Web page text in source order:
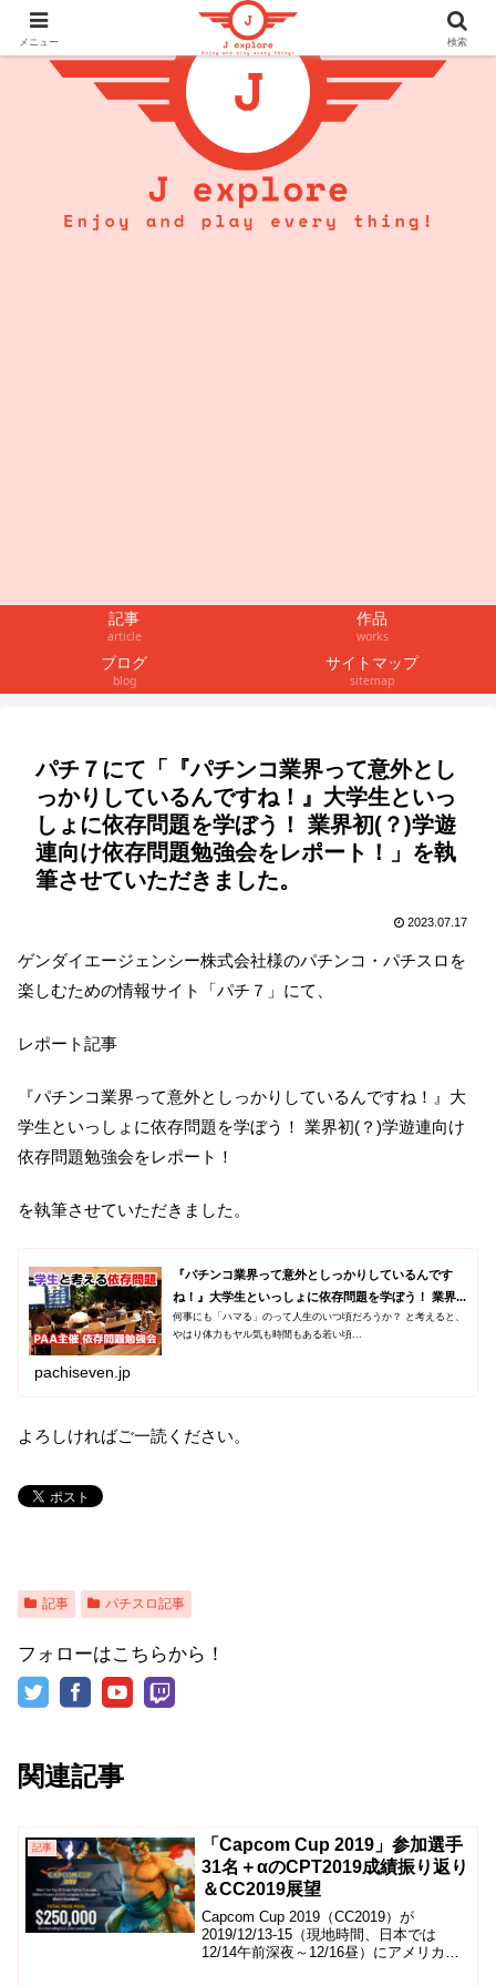
記事
article
作品
works
ブログ
blog
サイトマップ
sitemap
パチ７にて「『パチンコ業界って意外とし
っかりしているんですね！』大学生といっ
しょに依存問題を学ぼう！ 業界初(？)学遊
連向け依存問題勉強会をレポート！」を執
筆させていただきました。
2023.07.17
ゲンダイエージェンシー株式会社様のパチンコ・パチスロを
楽しむための情報サイト「パチ７」にて、
レポート記事
『パチンコ業界って意外としっかりしているんですね！』大
学生といっしょに依存問題を学ぼう！ 業界初(？)学遊連向け
依存問題勉強会をレポート！
を執筆させていただきました。
『パチンコ業界って意外としっかりしているんです
ね！』大学生といっしょに依存問題を学ぼう！ 業界...
何事にも「ハマる」のって人生のいつ頃だろうか？ と考えると、
やはり体力もヤル気も時間もある若い頃...
pachiseven.jp
よろしければご一読ください。
記事 パチスロ記事
フォローはこちらから！
関連記事
記事
「Capcom Cup 2019」参加選手
31名＋αのCPT2019成績振り返り
＆CC2019展望
Capcom Cup 2019（CC2019）が
2019/12/13-15（現地時間、日本では
12/14午前深夜～12/16昼）にアメリカ・
メニュー 検索